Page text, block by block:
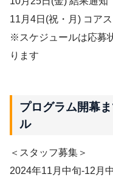
11月4日(祝・月) コア
※スケジュールは応募
ります
プログラム開幕
ル
＜スタッフ募集＞
2024年11月中旬-12月